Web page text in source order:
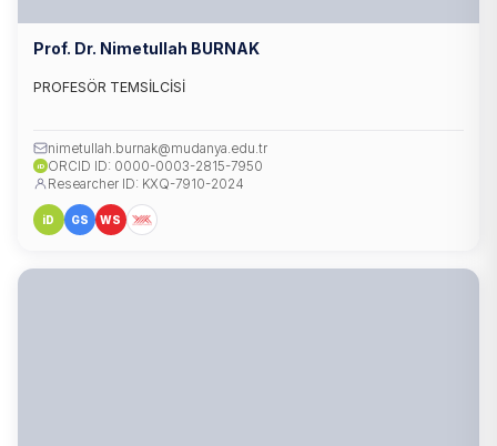
Prof. Dr. Nimetullah BURNAK
PROFESÖR TEMSİLCİSİ
nimetullah.burnak@mudanya.edu.tr
iD ORCID ID: 0000-0003-2815-7950
Researcher ID: KXQ-7910-2024
iD GS WS